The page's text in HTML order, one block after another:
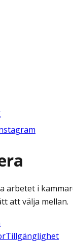
arbetet i
att välja mellan.
Tillgänglighet